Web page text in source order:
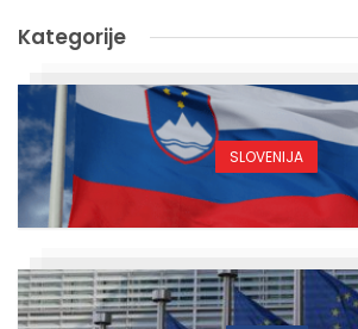
Kategorije
SLOVENIJA